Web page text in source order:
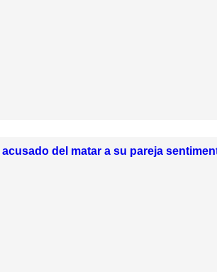
del matar a su pareja